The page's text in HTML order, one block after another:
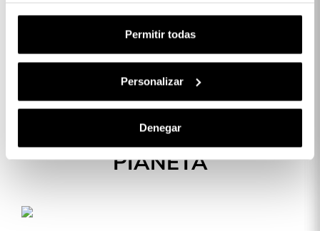
Permitir todas
Personalizar
Denegar
12-08-2026 comExpress
PROTEGGI IL TUO
TELEFONO E IL NOSTRO
PIANETA